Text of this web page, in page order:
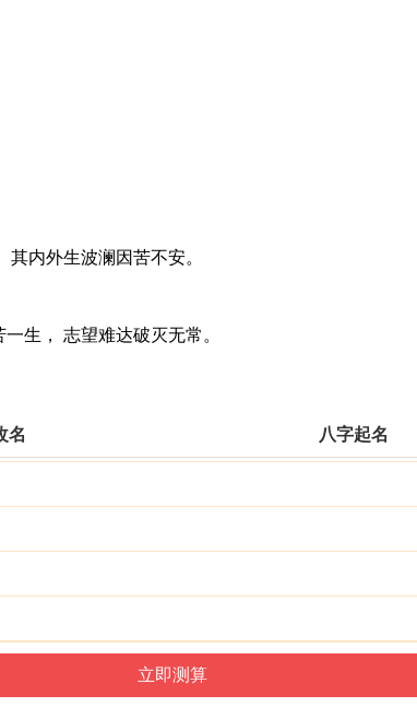
内外生波澜因苦不安。
生， 志望难达破灭无常。
名 八字起名